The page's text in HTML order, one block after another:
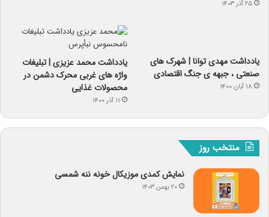
۲۵ آذر ۱۴۰۳
یادداشت مهدی توانا | شهرک های
صنعتی ، جبهه ی جنگ اقتصادی
۱۸ آبان ۱۴۰۰
یادداشت محمد عزیزی | تبلیغات
واژه های غربی محرک دشمن در
محصولات غذایی
۱۱ آذر ۱۴۰۰
منتخب روز
نمایش کمدی موزیکال خونه ننه شمسی
۲۰ بهمن ۱۴۰۳